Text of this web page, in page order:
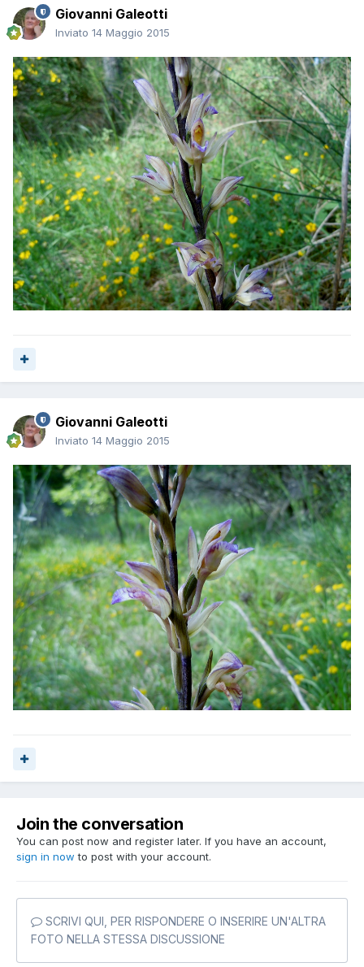
Giovanni Galeotti
Inviato 14 Maggio 2015
Giovanni Galeotti
Inviato 14 Maggio 2015
Join the conversation
You can post now and register later. If you have an account,
sign in now to post with your account.
SCRIVI QUI, PER RISPONDERE O INSERIRE UN'ALTRA
FOTO NELLA STESSA DISCUSSIONE